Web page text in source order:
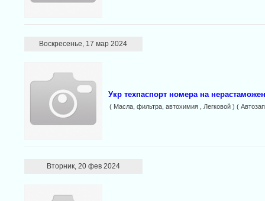
Воскресенье, 17 мар 2024
Укр техпаспорт номера на
( Масла, фильтра, автохимия , Легковой ) (
Вторник, 20 фев 2024